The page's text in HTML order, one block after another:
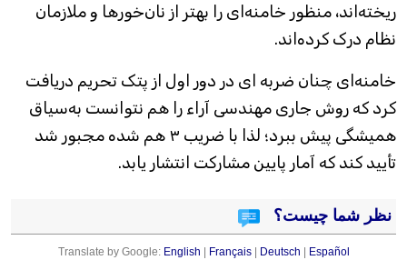
ریخته‌اند، منظور خامنه‌ای را بهتر از نان‌خورها و ملازمان
نظام درک کرده‌اند.
خامنه‌ای چنان ضربه‌ ای در دور اول از پتک تحریم دریافت
کرد که روش جاری مهندسی آراء را هم نتوانست به‌سیاق
همیشگی پیش ببرد؛ لذا با ضریب ۳ هم شده مجبور شد
تأیید کند که آمار پایین مشارکت انتشار یابد.
نظر شما چیست؟
Translate by Google: English Français| Deutsch Español